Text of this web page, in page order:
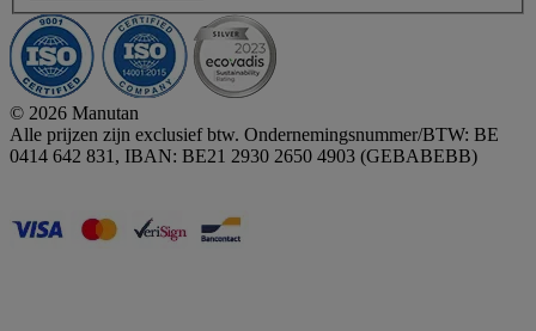
© 2026 Manutan
Alle prijzen zijn exclusief btw. Ondernemingsnummer/BTW: BE
0414 642 831, IBAN: BE21 2930 2650 4903 (GEBABEBB)